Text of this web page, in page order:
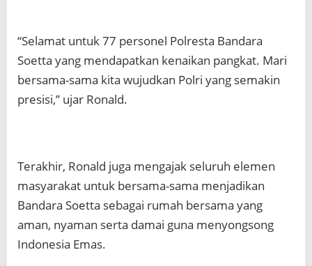
“Selamat untuk 77 personel Polresta Bandara
Soetta yang mendapatkan kenaikan pangkat. Mari
bersama-sama kita wujudkan Polri yang semakin
presisi,” ujar Ronald.
Terakhir, Ronald juga mengajak seluruh elemen
masyarakat untuk bersama-sama menjadikan
Bandara Soetta sebagai rumah bersama yang
aman, nyaman serta damai guna menyongsong
Indonesia Emas.